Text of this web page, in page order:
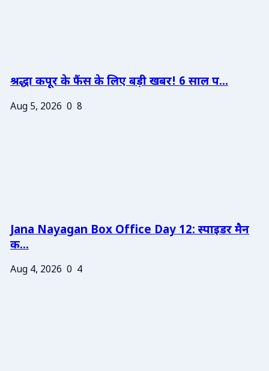
श्रद्धा कपूर के फैंस के लिए बड़ी खबर! 6 साल प...
Aug 5, 2026 0 8
Jana Nayagan Box Office Day 12: स्पाइडर मैन
क...
Aug 4, 2026 0 4